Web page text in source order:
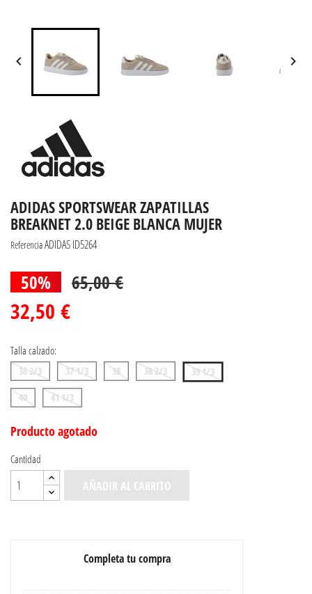
 
ADIDAS SPORTSWEAR ZAPATILLAS
BREAKNET 2.0 BEIGE BLANCA MUJER
ReferenciaADIDAS ID5264
50% 65,00 €
32,50 €
Talla calzado:
36 2/3 37 1/3 38 38 2/3
39 1/3
40
41 1/3
Producto agotado
Cantidad
AÑADIR AL CARRITO
Completa tu compra